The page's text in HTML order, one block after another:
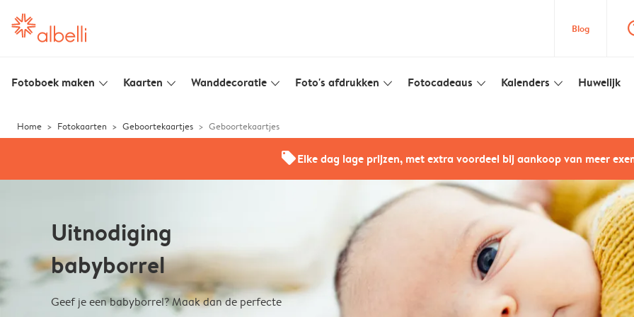
Blog
Fotoboek maken slim_arrow_down Kaarten slim_arrow_down Wanddecoratie slim_arrow_down Foto's afdrukken slim_arrow_down Fotocadeaus slim_arrow_down Kalenders slim_arrow_down Huwelijk
Home Fotokaarten Geboortekaartjes Geboortekaartjes
offersElke dag lage prijzen, met extra voordeel bij aankoop van meer
Uitnodiging
babyborrel
Geef je een babyborrel? Maak dan de perfecte